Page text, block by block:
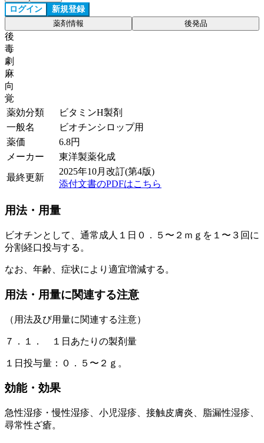
ログイン 新規登録
薬剤情報 後発品
後
毒
劇
麻
向
覚
薬効分類
ビタミンH製剤
一般名
ビオチンシロップ用
薬価
6.8円
メーカー
東洋製薬化成
最終更新
2025年10月改訂(第4版)
添付文書のPDFはこちら
用法・用量
ビオチンとして、通常成人１日０．５〜２ｍｇを１〜３回に
分割経口投与する。
なお、年齢、症状により適宜増減する。
用法・用量に関連する注意
（用法及び用量に関連する注意）
７．１． １日あたりの製剤量
１日投与量：０．５〜２ｇ。
効能・効果
急性湿疹・慢性湿疹、小児湿疹、接触皮膚炎、脂漏性湿疹、
尋常性ざ瘡。